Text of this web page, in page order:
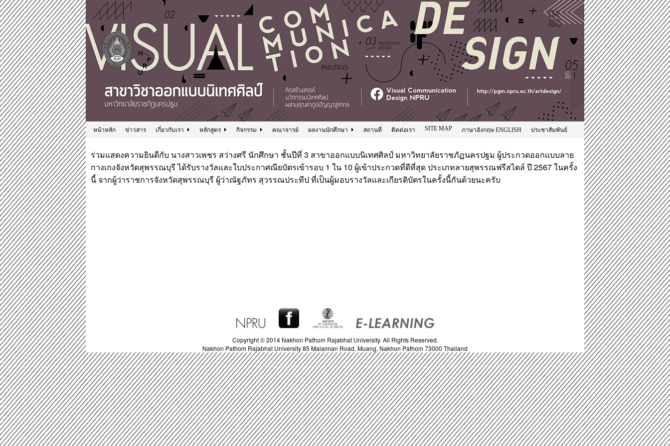
หน้าหลัก ข่าวสาร เกี่ยวกับเรา หลักสูตร กิจกรรม คณาจารย์ ผลงานนักศึกษา สถานที่ ติดต่อเรา SITE MAP ภาษาอังกฤษ ENGLISH ประชาสัมพันธ์
ร่วมแสดงความยินดีกับ นางสาวเพชร สว่างศรี นักศึกษา ชั้นปีที่ 3 สาขาออกแบบนิเทศศิลป์ มหาวิทยาลัยราชภัฏนครปฐม ผู้ประกวดออกแบบลาย
กางเกงจังหวัดสุพรรณบุรี ได้รับรางวัลและใบประกาศณียบัตรเข้ารอบ 1 ใน 10 ผู้เข้าประกวดที่ดีที่สุด ประเภทลายสุพรรณฟรีสไตล์ ปี 2567 ในครั้ง
นี้ จากผู้ว่าราชการจังหวัดสุพรรณบุรี ผู้ว่าณัฐภัทร สุวรรณประทีป ที่เป็นผู้มอบรางวัลและเกียรติบัตรในครั้งนี้กันด้วยนะครับ
Copyright © 2014 Nakhon Pathom Rajabhat University. All Rights Reserved.
Nakhon Pathom Rajabhat University 85 Malaiman Road, Muang, Nakhon Pathom 73000 Thailand